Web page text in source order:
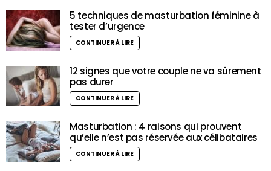
5 techniques de masturbation féminine à
tester d’urgence
CONTINUER À LIRE
12 signes que votre couple ne va sûrement
pas durer
CONTINUER À LIRE
Masturbation : 4 raisons qui prouvent
qu’elle n’est pas réservée aux célibataires
CONTINUER À LIRE